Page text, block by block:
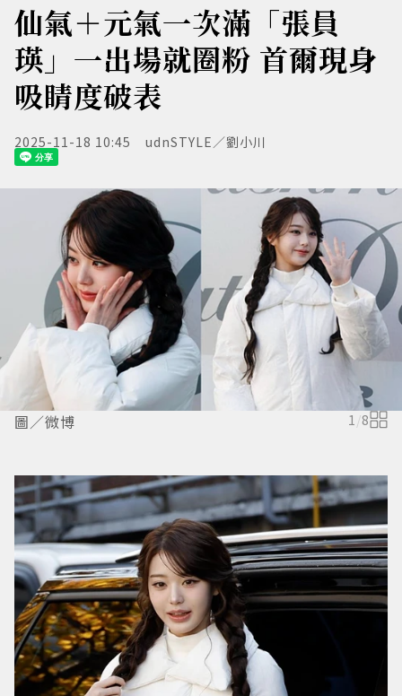
仙氣＋元氣一次滿「張員
瑛」一出場就圈粉 首爾現身
吸睛度破表
2025-11-18 10:45 udnSTYLE／劉小川
圖／微博 1 /8